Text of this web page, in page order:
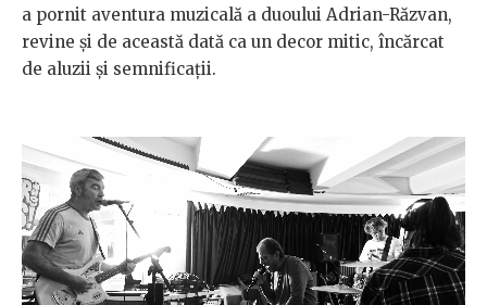
a pornit aventura muzicală a duoului Adrian-Răzvan,
revine și de această dată ca un decor mitic, încărcat
de aluzii și semnificații.